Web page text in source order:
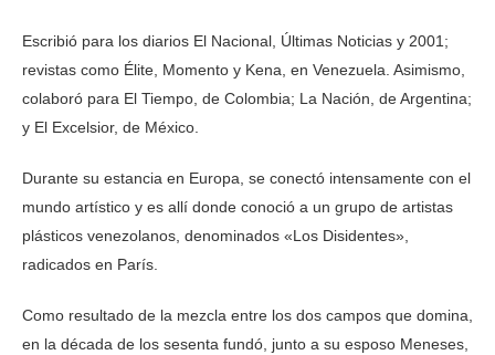
Escribió para los diarios El Nacional, Últimas Noticias y 2001;
revistas como Élite, Momento y Kena, en Venezuela. Asimismo,
colaboró para El Tiempo, de Colombia; La Nación, de Argentina;
y El Excelsior, de México.
Durante su estancia en Europa, se conectó intensamente con el
mundo artístico y es allí donde conoció a un grupo de artistas
plásticos venezolanos, denominados «Los Disidentes»,
radicados en París.
Como resultado de la mezcla entre los dos campos que domina,
en la década de los sesenta fundó, junto a su esposo Meneses,